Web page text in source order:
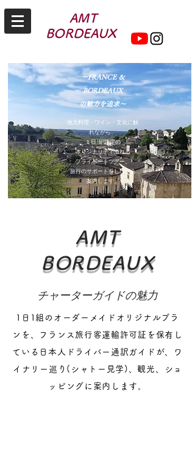
AMT
BORDEAUX
地元料理・ワイン・文化に触
れながら、
​１日1組限定の
オリジナリティ溢れる
プライベートツアー。
旅行のサポートをしながら
案内します。
～FRANCE ＆
BORDEAUX
​の魅力を追求～
AMT
BORDEAUX
​チャーターガイドの魅力
1日1組のオーダーメイドオリジナルプラ
ン を、
フランス旅行客運輸許可証を保有し
ている 日本人ドライバー通訳ガイドが、
ワ
イナリー巡り(シャトー見学)、観光、ショ
ッピングに案内します。